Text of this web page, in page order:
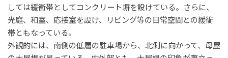
しては緩衝帯としてコンクリート塀を設けている。さらに、
光庭、和室、応接室を設け、リビング等の日常空間との緩衝
帯ともなっている。
外観的には、南側の低層の駐車場から、北側に向かって、母屋